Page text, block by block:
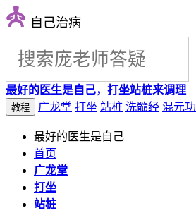
自己治病
最好的医生是自己，打坐站桩来调理
教程 广龙堂 打坐 站桩 洗髓经 混元功
最好的医生是自己
首页
广龙堂
打坐
站桩